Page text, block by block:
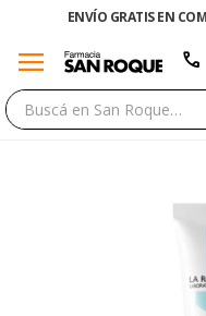
ENVÍO GRATIS EN
menu call
close